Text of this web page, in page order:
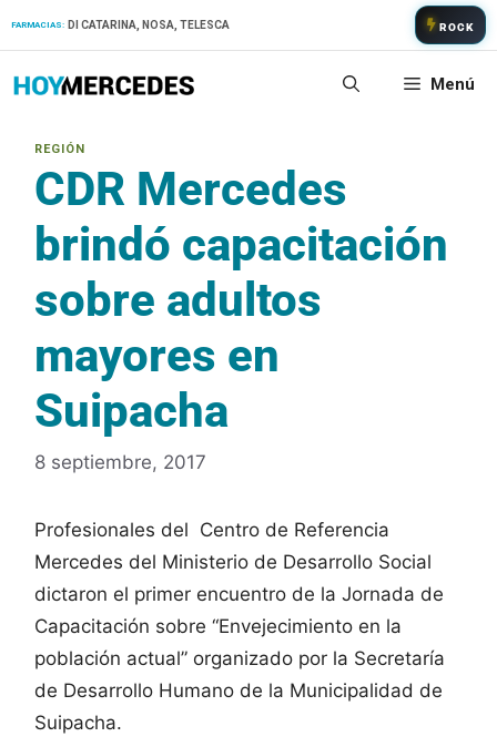
FARMACIAS: DI CATARINA, NOSA, TELESCA ROCK
Menú
CDR Mercedes
brindó capacitación
sobre adultos
mayores en
Suipacha
8 septiembre, 2017
Profesionales del Centro de Referencia
Mercedes del Ministerio de Desarrollo Social
dictaron el primer encuentro de la Jornada de
Capacitación sobre “Envejecimiento en la
población actual” organizado por la Secretaría
de Desarrollo Humano de la Municipalidad de
Suipacha.